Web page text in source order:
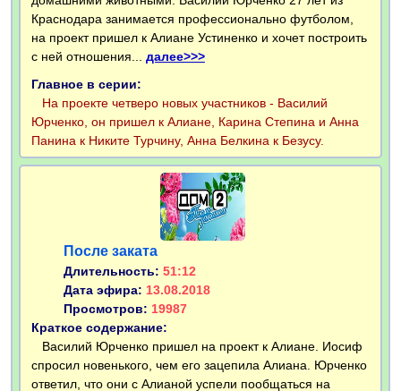
Краснодара занимается профессионально футболом,
на проект пришел к Алиане Устиненко и хочет построить
с ней отношения... далее>>>
Главное в серии:
На проекте четверо новых участников - Василий
Юрченко, он пришел к Алиане, Карина Степина и Анна
Панина к Никите Турчину, Анна Белкина к Безусу.
После заката
Длительность: 51:12
Дата эфира: 13.08.2018
Просмотров: 19987
Краткое содержание:
Василий Юрченко пришел на проект к Алиане. Иосиф
спросил новенького, чем его зацепила Алиана. Юрченко
ответил, что они с Алианой успели пообщаться на